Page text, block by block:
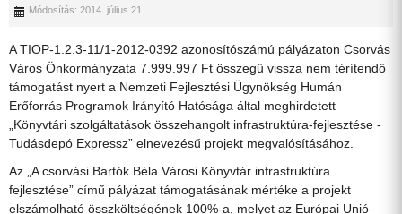
Módosítás: 2014. július 21.
A TIOP-1.2.3-11/1-2012-0392 azonosítószámú pályázaton Csorvás
Város Önkormányzata 7.999.997 Ft összegű vissza nem térítendő
támogatást nyert a Nemzeti Fejlesztési Ügynökség Humán
Erőforrás Programok Irányító Hatósága által meghirdetett
„Könyvtári szolgáltatások összehangolt infrastruktúra-fejlesztése -
Tudásdepó Expressz” elnevezésű projekt megvalósításához.
Az „A csorvási Bartók Béla Városi Könyvtár infrastruktúra
fejlesztése” című pályázat támogatásának mértéke a projekt
elszámolható összköltségének 100%-a, melyet az Európai Unió